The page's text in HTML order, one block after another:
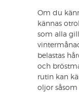
Om du
kännas
som alla
belastas
och
rutin kan
oljor såsom